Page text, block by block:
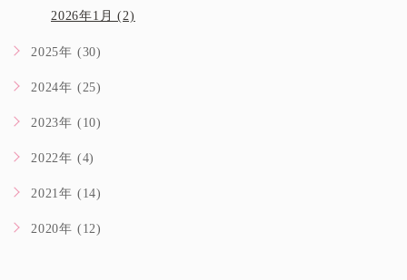
2026年1月 (2)
2025年 (30)
2024年 (25)
2023年 (10)
2022年 (4)
2021年 (14)
2020年 (12)